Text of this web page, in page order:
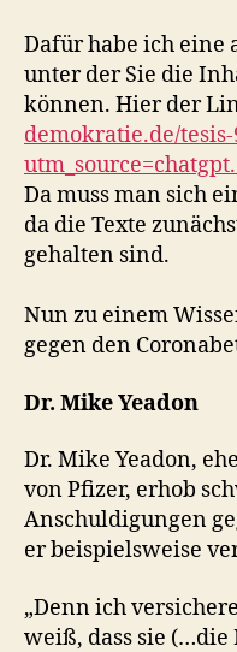
Dafür habe ich eine
unter der Sie die
können. Hier der
demokratie.de/tesis-
Da muss man sich
da die Texte
gehalten sind.
Nun zu einem
gegen den
Dr. Mike Yeadon
Dr. Mike Yeadon,
von Pfizer, erhob
Anschuldigungen
er beispielsweise
„Denn ich
weiß, dass sie